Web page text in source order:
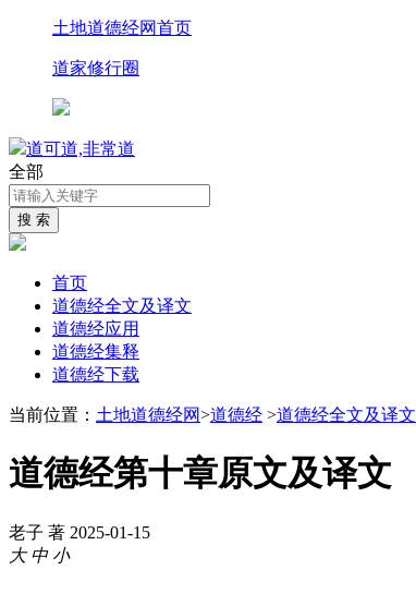
土地道德经网首页
道家修行圈
道可道,非常道
全部
首页
道德经全文及译文
道德经应用
道德经集释
道德经下载
当前位置： 土地道德经网>道德经 >道德经全文及译文
道德经第十章原文及译文
老子 著 2025-01-15
大 中 小